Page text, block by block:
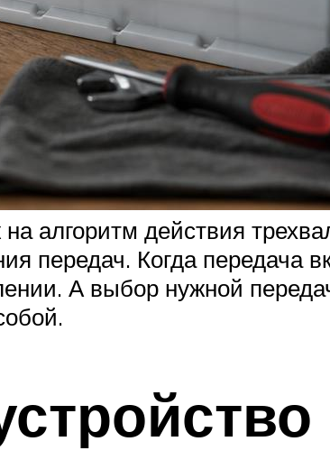
алгоритм действия
передач. Когда передача
А выбор нужной